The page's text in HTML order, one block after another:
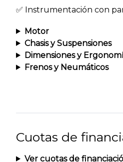
✅ Instrumentación con
Motor
Chasis y Suspensiones
Dimensiones y
Frenos y Neumáticos
Cuotas de
Ver cuotas de